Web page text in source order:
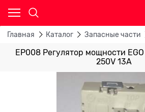
Главная Каталог Запасные части
EP008 Регулятор мощности
250V 13A